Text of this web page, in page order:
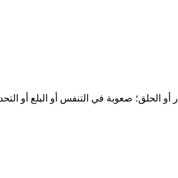
صعوبة في التنفس أو البلع أو